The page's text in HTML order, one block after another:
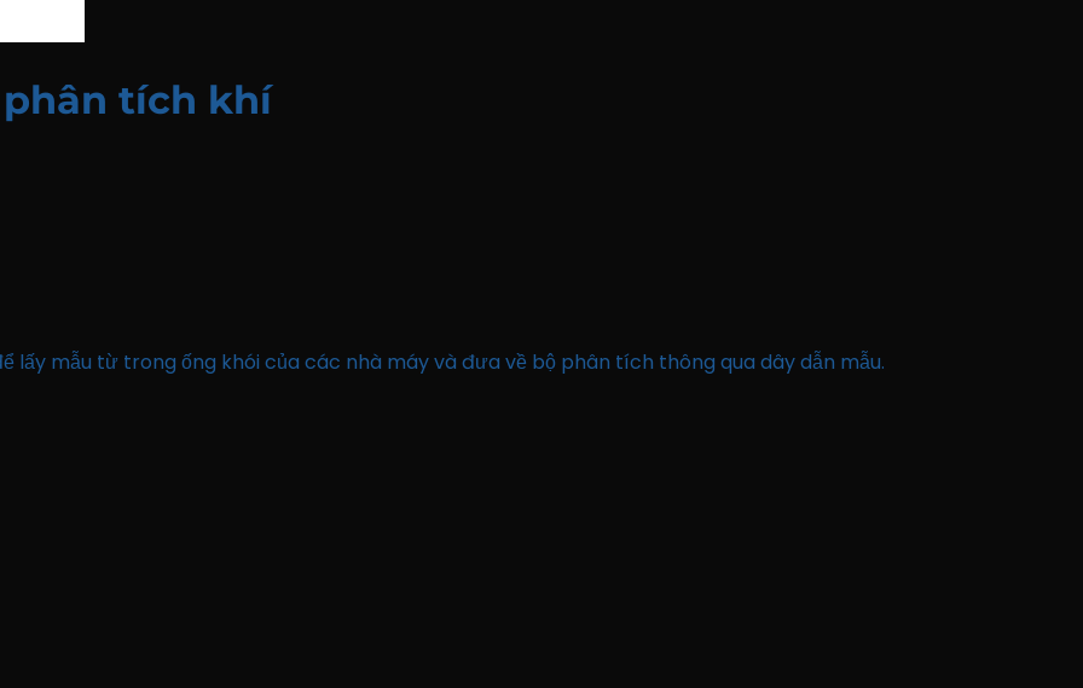
tích khí
lấy mẫu từ trong ống khói của các nhà máy và đưa về bộ phân tích thông qua dây dẫn mẫu.